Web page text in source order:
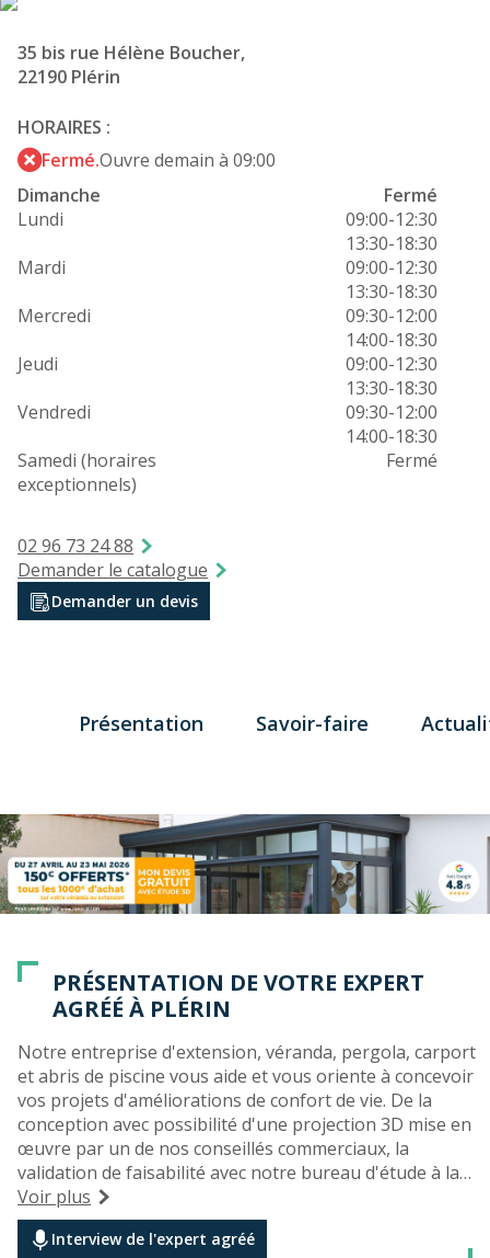
35 bis rue Hélène Boucher,
22190 Plérin
HORAIRES :
Fermé.Ouvre demain à 09:00
Dimanche
Fermé
Lundi
09:00-12:30
13:30-18:30
Mardi
09:00-12:30
13:30-18:30
Mercredi
09:30-12:00
14:00-18:30
Jeudi
09:00-12:30
13:30-18:30
Vendredi
09:30-12:00
14:00-18:30
Samedi (horaires
exceptionnels)
Fermé
02 96 73 24 88
Demander le catalogue
Demander un devis
Présentation Savoir-faire
PRÉSENTATION DE VOTRE EXPERT
AGRÉÉ À PLÉRIN
Notre entreprise d'extension, véranda, pergola, carport
et abris de piscine vous aide et vous oriente à concevoir
vos projets d'améliorations de confort de vie. De la
conception avec possibilité d'une projection 3D mise en
œuvre par un de nos conseillés commerciaux, la
validation de faisabilité avec notre bureau d'étude à la
réalisation avec nos équipe de techniciens salariés, nous
vous accompagnons tout au long de la réalisation de
notre projet commun afin de vous apporter une
Voir plus
Interview de l'expert agréé